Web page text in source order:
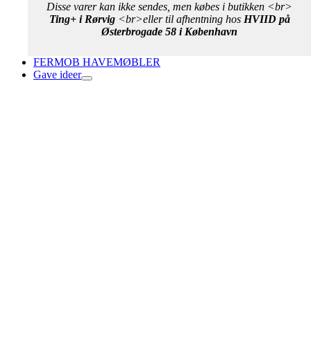
Disse varer kan ikke sendes, men købes i butikken <br>
Ting+ i Rørvig<br>eller til afhentning hos HVIID på
Østerbrogade 58 i København
FERMOB HAVEMØBLER
Gave ideer